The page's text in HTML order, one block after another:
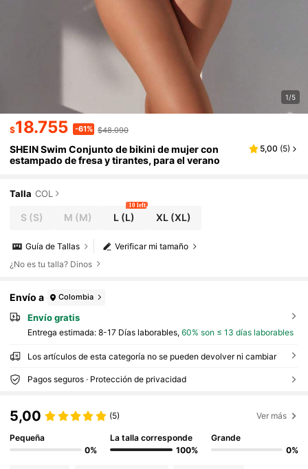
1/5
$18.755 -61% $48.090
SHEIN Swim Conjunto de bikini de mujer con
estampado de fresa y tirantes, para el verano
5,00 (5)
Talla COL
S (S) M (M) L (L)
10 left
XL (XL)
Verificar mi tamaño
Guía de Tallas
¿No es tu talla? Dinos
Envío a Colombia
Envío gratis
Entrega estimada: 8-17 Días laborables, 60% son ≤ 13 días laborables
Los artículos de esta categoría no se pueden devolver ni cambiar
Pagos seguros · Protección de privacidad
5,00 (5) Ver más
Pequeña
0%
La talla corresponde
100%
Grande
0%